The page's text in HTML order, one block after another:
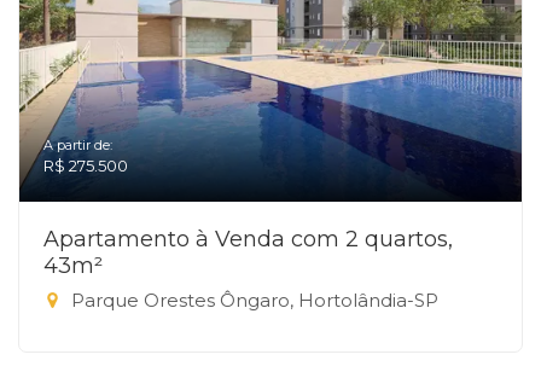
A partir de:
R$ 275.500
Apartamento à Venda com 2 quartos,
43m²
Parque Orestes Ôngaro, Hortolândia-SP